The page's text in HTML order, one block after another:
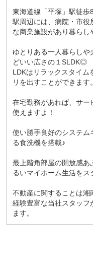
東海道線「平塚」駅徒歩8
駅周辺には、病院・市役
な商業施設があり暮ら
ゆとりある一人暮らしや
どいい広さの１SLDK◎
LDKはリラックスタイム
リを出すことができます。
在宅勤務があれば、サー
使えますよ！
使い勝手良好のシステム
る食洗機を搭載♪
最上階角部屋の開放感あ
るいマイホーム生活をス
不動産に関することは湘
経験豊富な当社スタッフ
ます。